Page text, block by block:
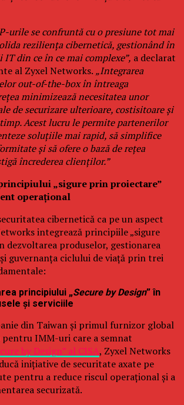
urile se confruntă cu o presiune tot mai
reziliența cibernetică, gestionând în
din ce în ce mai complexe”, a declarat
al Zyxel Networks. „Integrarea
out-of-the-box în întreaga
minimizează necesitatea unor
de securizare ulterioare, costisitoare și
Acest lucru le permite partenerilor
soluțiile mai rapid, să simplifice
și să ofere o bază de rețea
încrederea clienților.”
„sigure prin proiectare”
operațional
cibernetică ca pe un aspect
integrează principiile „sigure
dezvoltarea produselor, gestionarea
guvernanța ciclului de viață prin trei
principiului „Secure by Design” în
și serviciile
din Taiwan și primul furnizor global
pentru IMM-uri care a semnat
by Design” al CISA, Zyxel Networks
inițiative de securitate axate pe
pentru a reduce riscul operațional și a
securizată.